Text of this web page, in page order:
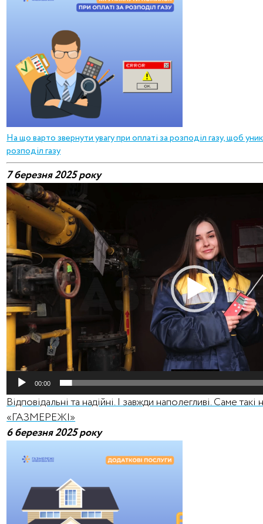
На що варто звернути увагу при оплаті за розподіл газу, щоб
розподіл газу
7 березня 2025 року
Відеопрогравач
00:00
Відповідальні та надійні. І завжди наполегливі. Саме такі
«ГАЗМЕРЕЖІ»
6 березня 2025 року